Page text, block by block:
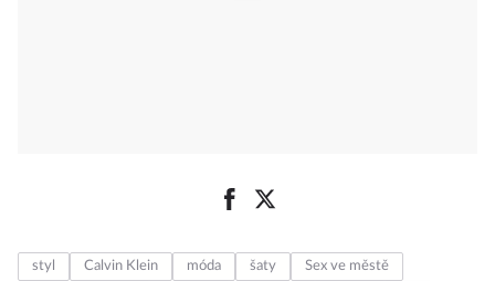
styl Calvin Klein móda šaty
Sex ve městě